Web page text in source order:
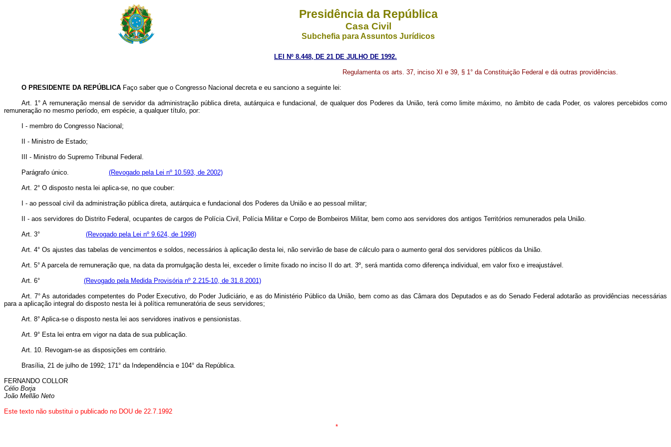
Presidência da República
Casa Civil
Subchefia para Assuntos Jurídicos
LEI Nº 8.448, DE 21 DE JULHO DE 1992.
Regulamenta os arts. 37, inciso XI e 39, § 1° da Constituição Federal e dá outras providências.
O PRESIDENTE DA REPÚBLICA Faço saber que o Congresso Nacional decreta e eu sanciono a seguinte lei:
Art. 1° A remuneração mensal de servidor da administração pública direta, autárquica e fundacional, de qualquer dos Poderes da União, terá como limite máximo, no âmbito de cada Poder, os valores percebidos como
remuneração no mesmo período, em espécie, a qualquer título, por:
I - membro do Congresso Nacional;
II - Ministro de Estado;
III - Ministro do Supremo Tribunal Federal.
Parágrafo único. (Revogado pela Lei nº 10.593, de 2002)
Art. 2° O disposto nesta lei aplica-se, no que couber:
I - ao pessoal civil da administração pública direta, autárquica e fundacional dos Poderes da União e ao pessoal militar;
II - aos servidores do Distrito Federal, ocupantes de cargos de Polícia Civil, Polícia Militar e Corpo de Bombeiros Militar, bem como aos servidores dos antigos Territórios remunerados pela União.
Art. 3° (Revogado pela Lei nº 9.624, de 1998)
Art. 4° Os ajustes das tabelas de vencimentos e soldos, necessários à aplicação desta lei, não servirão de base de cálculo para o aumento geral dos servidores públicos da União.
Art. 5° A parcela de remuneração que, na data da promulgação desta lei, exceder o limite fixado no inciso II do art. 3º, será mantida como diferença individual, em valor fixo e irreajustável.
Art. 6° (Revogado pela Medida Provisória nº 2.215-10, de 31.8.2001)
Art. 7° As autoridades competentes do Poder Executivo, do Poder Judiciário, e as do Ministério Público da União, bem como as das Câmara dos Deputados e as do Senado Federal adotarão as providências necessárias
para a aplicação integral do disposto nesta lei à política remuneratória de seus servidores;
Art. 8° Aplica-se o disposto nesta lei aos servidores inativos e pensionistas.
Art. 9° Esta lei entra em vigor na data de sua publicação.
Art. 10. Revogam-se as disposições em contrário.
Brasília, 21 de julho de 1992; 171° da Independência e 104° da República.
FERNANDO COLLOR
Célio Borja
João Mellão Neto
Este texto não substitui o publicado no DOU de 22.7.1992
*